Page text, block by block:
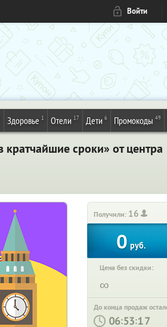
Войти
Здоровье 1 Отели 17 Дети 6 Промокоды 49
сроки» от центра
Получили: 16
0 руб.
Цена без скидки:
∞
До конца продаж
: :